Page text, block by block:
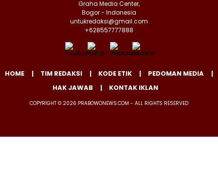
Graha Media Center,
Bogor - Indonesia
untukredaksi@gmail.com
+628557777888
HOME TIM REDAKSI KODE ETIK
PEDOMAN MEDIA
HAK JAWAB
KONTAK IKLAN
COPYRIGHT © 2026 PRABOWONEWS.COM - ALL RIGHTS RESERVED